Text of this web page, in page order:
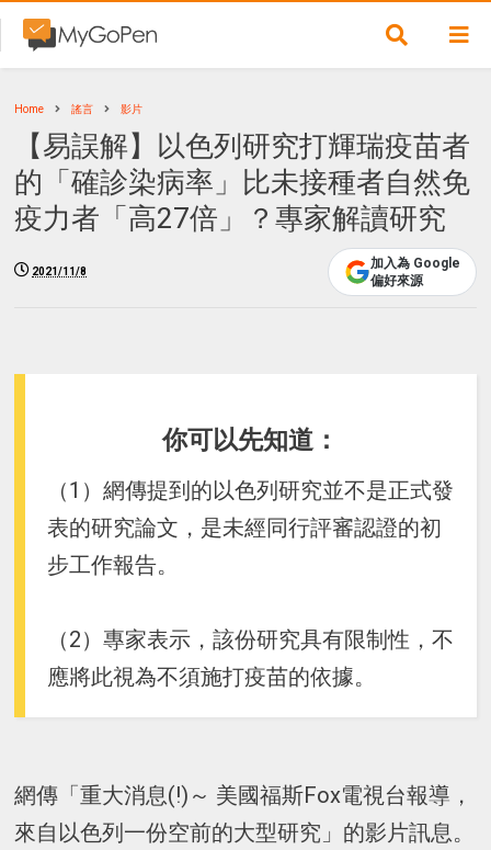
Home 謠言 影片
【易誤解】以色列研究打輝瑞疫苗者
的「確診染病率」比未接種者自然免
疫力者「高27倍」？專家解讀研究
2021/11/8
加入為 Google
偏好來源
你可以先知道：
（1）網傳提到的以色列研究並不是正式發
表的研究論文，是未經同行評審認證的初
步工作報告。
（2）專家表示，該份研究具有限制性，不
應將此視為不須施打疫苗的依據。
網傳「重大消息(!)～ 美國福斯Fox電視台報導，
來自以色列一份空前的大型研究」的影片訊息。